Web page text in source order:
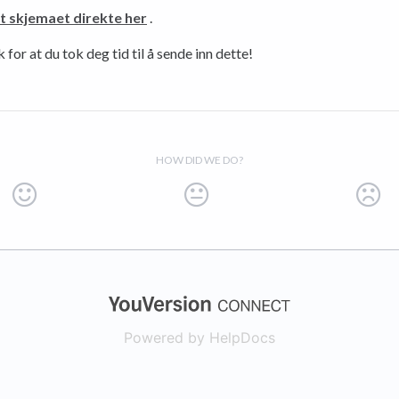
skjemaet direkte her
for at du tok deg tid til å sende inn dette!
HOW DID WE DO?
(opens in a new
Powered by HelpDocs